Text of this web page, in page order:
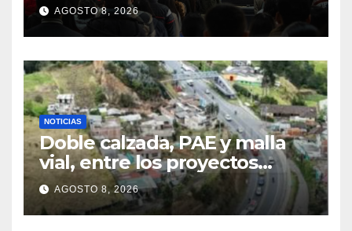
con nuevos programas
AGOSTO 8, 2026
NOTICIAS
Doble calzada, PAE y malla
vial, entre los proyectos
prioritarios que Pasto
presentará al nuevo
Gobierno Nacional
AGOSTO 8, 2026